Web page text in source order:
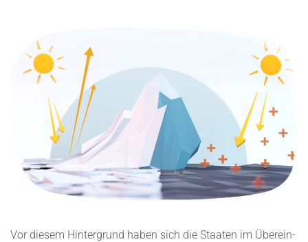
Vor diesem Hinter­grund haben sich die Staaten im Überein­